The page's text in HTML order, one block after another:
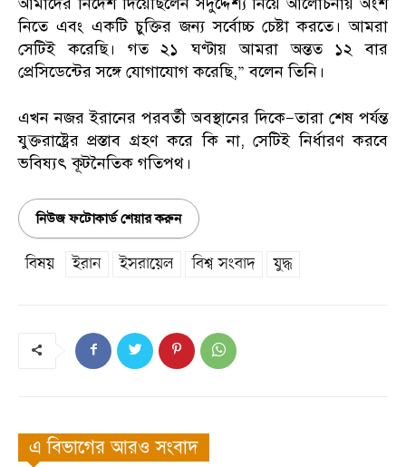
নিতে এবং একটি চুক্তির জন্য সর্বোচ্চ চেষ্টা করতে। আমরা
সেটিই করেছি। গত ২১ ঘণ্টায় আমরা অন্তত ১২ বার
প্রেসিডেন্টের সঙ্গে যোগাযোগ করেছি,” বলেন তিনি।
এখন নজর ইরানের পরবর্তী অবস্থানের দিকে—তারা শেষ পর্যন্ত
যুক্তরাষ্ট্রের প্রস্তাব গ্রহণ করে কি না, সেটিই নির্ধারণ করবে
ভবিষ্যৎ কূটনৈতিক গতিপথ।
নিউজ ফটোকার্ড শেয়ার করুন
বিষয় ইরান ইসরায়েল বিশ্ব সংবাদ যুদ্ধ
এ বিভাগের আরও সংবাদ